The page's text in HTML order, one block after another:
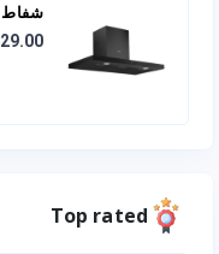
-BL )
Top rated